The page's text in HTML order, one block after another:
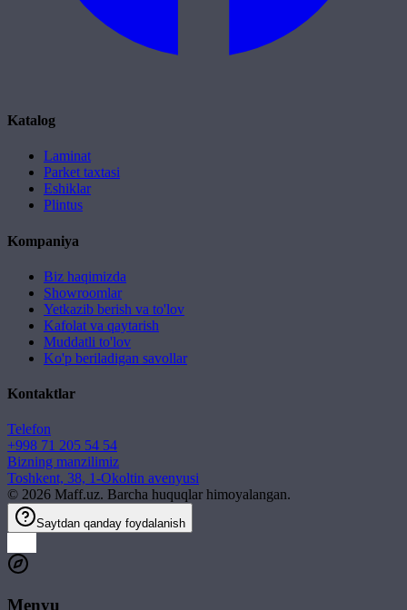
Katalog
Laminat
Parket taxtasi
Eshiklar
Plintus
Kompaniya
Biz haqimizda
Showroomlar
Yetkazib berish va to'lov
Kafolat va qaytarish
Muddatli to'lov
Ko'p beriladigan savollar
Kontaktlar
Telefon
+998 71 205 54 54
Bizning manzilimiz
Toshkent, 38, 1-Okoltin avenyusi
© 2026 Maff.uz. Barcha huquqlar himoyalangan.
Saytdan qanday foydalanish
Menyu